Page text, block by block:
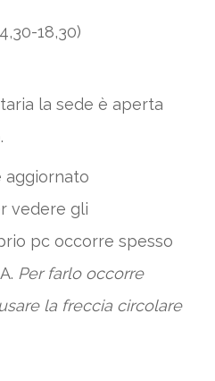
18,30)
la sede è aperta
aggiornato
vedere gli
pc occorre spesso
Per farlo occorre
la freccia circolare